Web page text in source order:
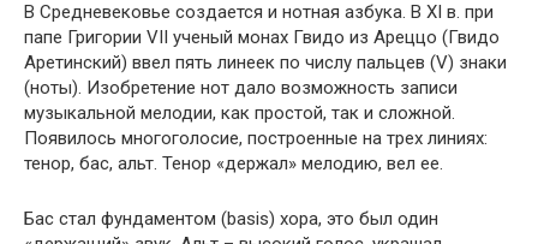
В Средневековье создается и нотная азбука. В XI в. при
папе Григории VII ученый монах Гвидо из Ареццо (Гвидо
Аретинский) ввел пять линеек по числу пальцев (V) знаки
(ноты). Изобретение нот дало возможность записи
музыкальной мелодии, как простой, так и сложной.
Появилось многоголосие, построенные на трех линиях:
тенор, бас, альт. Тенор «держал» мелодию, вел ее.
Бас стал фундаментом (basis) хора, это был один